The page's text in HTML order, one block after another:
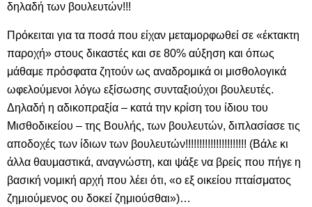
δηλαδή των βουλευτών!!!
Πρόκειται για τα ποσά που είχαν μεταμορφωθεί σε «έκτακτη
παροχή» στους δικαστές και σε 80% αύξηση και όπως
μάθαμε πρόσφατα ζητούν ως αναδρομικά οι μισθολογικά
ωφελούμενοι λόγω εξίσωσης συνταξιούχοι βουλευτές.
Δηλαδή η αδικοπραξία – κατά την κρίση του ίδιου του
Μισθοδικείου – της Βουλής, των βουλευτών, διπλασίασε τις
αποδοχές των ίδιων των βουλευτών!!!!!!!!!!!!!!!!!!!!!! (Βάλε κι
άλλα θαυμαστικά, αναγνώστη, και ψάξε να βρείς που πήγε η
βασική νομική αρχή που λέει ότι, «ο εξ οικείου πταίσματος
ζημιούμενος ου δοκεί ζημιούσθαι»)…